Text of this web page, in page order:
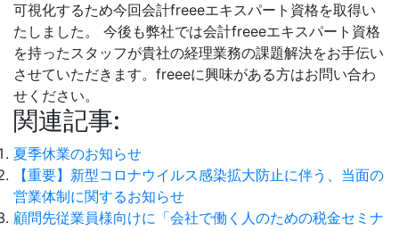
可視化するため今回会計freeeエキスパート資格を取得い
たしました。
今後も弊社では会計freeeエキスパート資格
を持ったスタッフが貴社の経理業務の課題解決をお手伝い
させていただきます。freeeに興味がある方はお問い合わ
せください。
関連記事:
夏季休業のお知らせ
【重要】新型コロナウイルス感染拡大防止に伴う、当面の
営業体制に関するお知らせ
顧問先従業員様向けに「会社で働く人のための税金セミナ